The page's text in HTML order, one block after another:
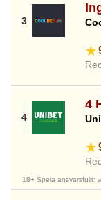
4
18+ Spela ansvarsfullt: